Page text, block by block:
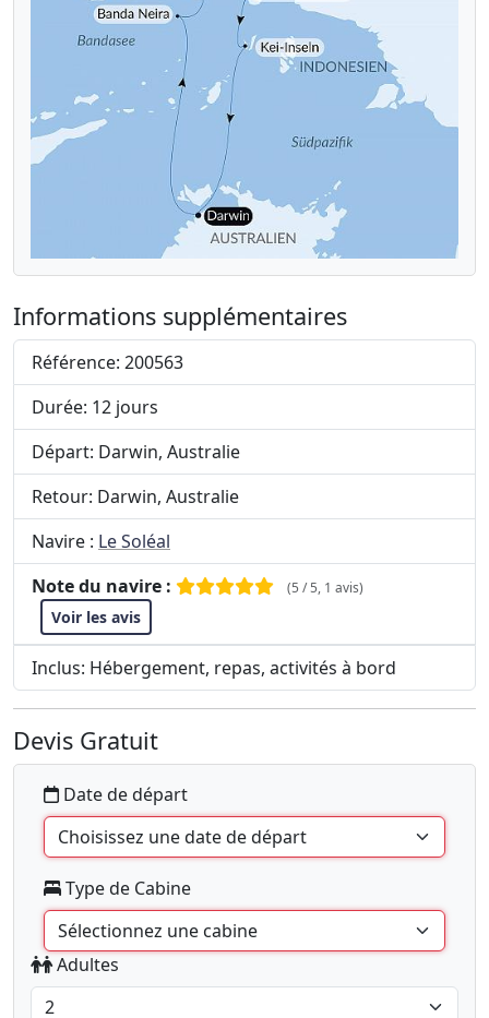
Informations supplémentaires
Référence: 200563
Durée: 12 jours
Départ: Darwin, Australie
Retour: Darwin, Australie
Navire : Le Soléal
Note du navire :
(5 / 5, 1 avis)
Voir les avis
Inclus: Hébergement, repas, activités à bord
Devis Gratuit
Date de départ
Type de Cabine
Adultes